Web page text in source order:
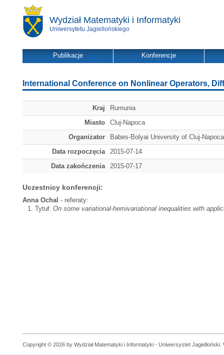
Wydział Matematyki i Informatyki
Uniwersytetu Jagiellońskiego
Publikacje Konferencje
International Conference on Nonlinear Operators,
Kraj
Rumunia
Miasto
Cluj-Napoca
Organizator
Babes-Bolyai University of Cluj-Napoca
Data rozpoczęcia
2015-07-14
Data zakończenia
2015-07-17
Uczestnicy konferencji:
Anna Ochal - referaty:
Tytuł: On some variational-hemivariational inequalities with
Copyright © 2026 by Wydział Matematyki i Informatyki - Uniwersystet